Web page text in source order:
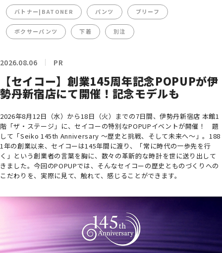
バトナー|BATONER パンツ ブリーフ
ボクサーパンツ 下着 別注
2026.08.06 PR
【セイコー】創業145周年記念POPUPが伊
勢丹新宿店にて開催！記念モデルも
2026年8月12日（水）から18日（火）までの7日間、伊勢丹新宿店 本館1
階「ザ・ステージ」に、セイコーの特別なPOPUPイベントが開催！ 題
して「Seiko 145th Anniversary ～歴史と挑戦、そして未来へ～」。188
1年の創業以来、セイコーは145年間に渡り、「常に時代の一歩先を行
く」という創業者の言葉を胸に、数々の革新的な時計を世に送り出して
きました。今回のPOPUPでは、そんなセイコーの歴史とものづくりへの
こだわりを、実際に見て、触れて、感じることができます。